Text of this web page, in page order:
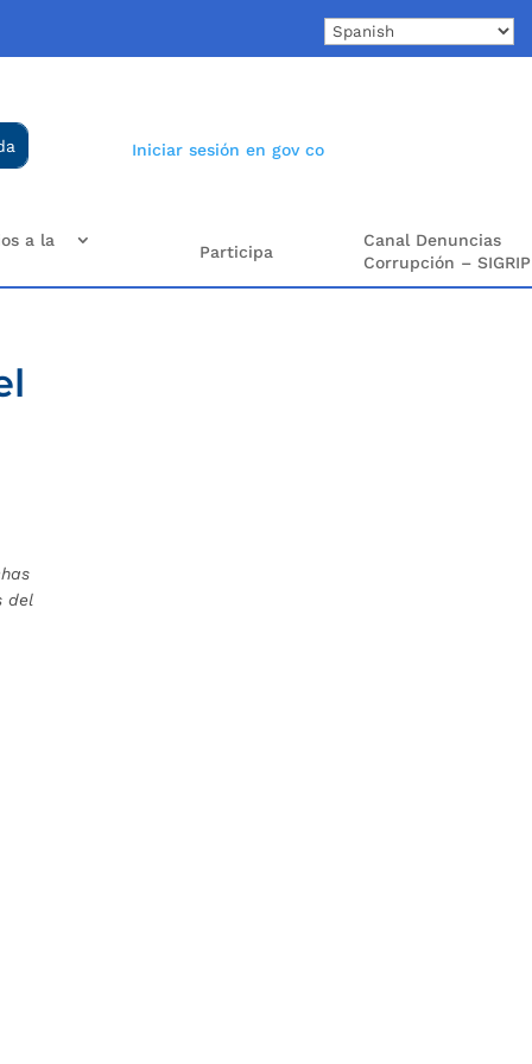
Iniciar sesión en gov co
a la
Participa
Canal Denuncias
Corrupción – SIGRIP
del